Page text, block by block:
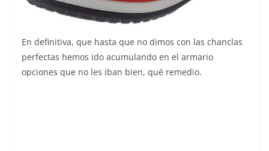
En definitiva, que hasta que no dimos con las chanclas
perfectas hemos ido acumulando en el armario
opciones que no les iban bien, qué remedio.